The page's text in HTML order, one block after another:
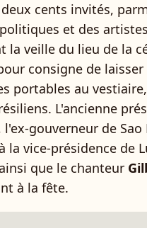
cents invités,
et des
la veille du lieu de la
consigne de laisser
portables au
L'ancienne
l'ex-gouverneur de Sao
la vice-présidence de
que le chanteur
à la fête.